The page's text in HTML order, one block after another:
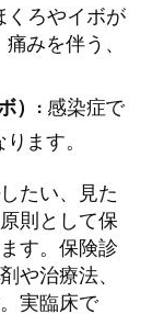
くろやイボが
みを伴う、
）: 感染症で
ます。
たい、見た
則として保
す。保険診
や治療法、
実臨床で